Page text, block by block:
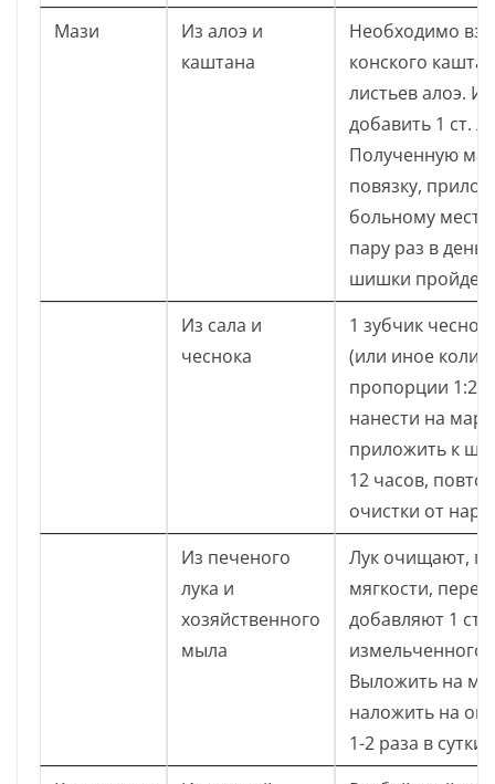
Мази
Из алоэ и
каштана
Необходимо
конского
листьев алоэ.
добавить 1 ст.
Полученную
повязку,
больному
пару раз в
шишки пройдет
Из сала и
чеснока
1 зубчик
(или иное
пропорции 1:2)
нанести на
приложить к
12 часов,
очистки от
Из печеного
лука и
хозяйственного
мыла
Лук очищают,
мягкости,
добавляют 1 ст.
измельченного
Выложить на
наложить на
1-2 раза в сутки.